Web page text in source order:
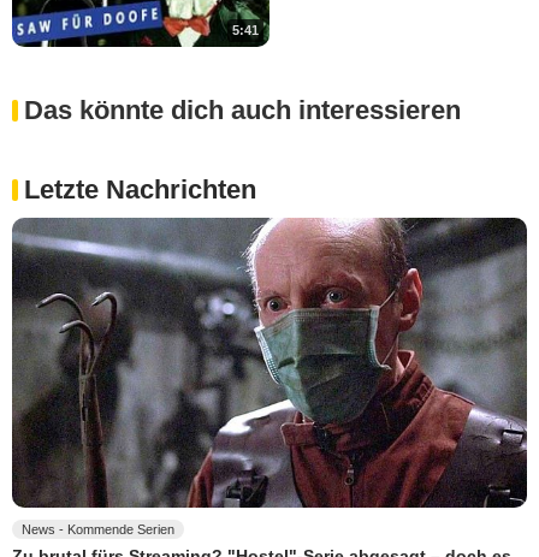
5:41
Das könnte dich auch interessieren
Letzte Nachrichten
News - Kommende Serien